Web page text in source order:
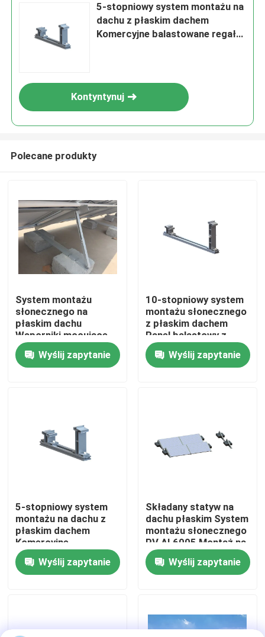
Produkty
Filmy
O nas
Kontrola jakości
Skontaktuj się z nami
Systemy montażu fotowoltaicznego słonecznego
5-stopniowy system montażu na
dachu z płaskim dachem
Komercyjne balastowane regały
Kontyntynuj
Polecane produkty
System montażu
słonecznego na
płaskim dachu
Wsporniki mocujące
do paneli słonecznych
Wsporniki montażowe
do paneli słonecznych
Wyślij zapytanie
10-stopniowy system
montażu słonecznego
z płaskim dachem
Panel balastowy z
ramą fotowoltaiczną
Wyślij zapytanie
5-stopniowy system
montażu na dachu z
płaskim dachem
Komercyjne
balastowane regały
słoneczne do montażu
na dachu
Wyślij zapytanie
Składany statyw na
dachu płaskim System
montażu słonecznego
PV AL6005 Montaż na
panelu
Wyślij zapytanie